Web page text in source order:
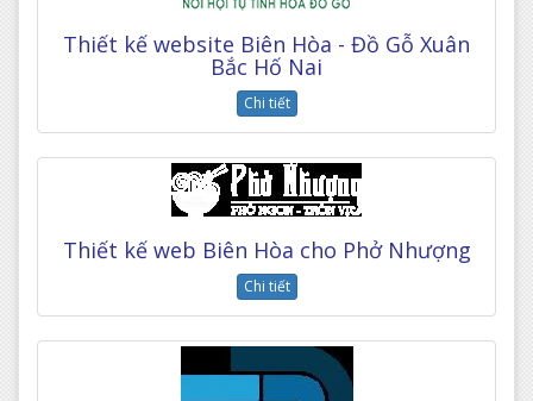
Thiết kế website Biên Hòa - Đồ Gỗ Xuân
Bắc Hố Nai
Chi tiết
Thiết kế web Biên Hòa cho Phở Nhượng
Chi tiết